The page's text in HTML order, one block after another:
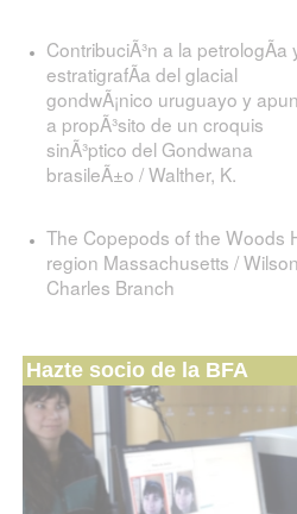
ContribuciÃ³n a la petrologÃ­a
estratigrafÃ­a del glacial
gondwÃ¡nico uruguayo y
a propÃ³sito de un croquis
sinÃ³ptico del Gondwana
brasileÃ±o / Walther, K.
The Copepods of the Woods
region Massachusetts /
Charles Branch
Hazte socio de la BFA